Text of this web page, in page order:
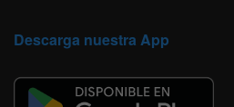
Descarga nuestra App